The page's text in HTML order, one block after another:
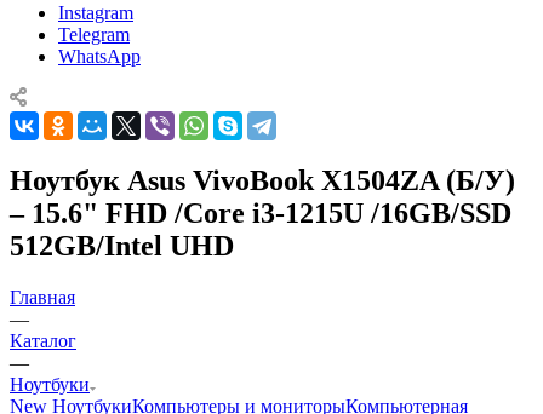
Instagram
Telegram
WhatsApp
Ноутбук Asus VivoBook X1504ZA (Б/У)
– 15.6" FHD /Core i3-1215U /16GB/SSD
512GB/Intel UHD
Главная
—
Каталог
—
Ноутбуки
New НоутбукиКомпьютеры и мониторыКомпьютерная